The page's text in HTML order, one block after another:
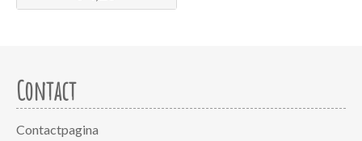
Contact
Contactpagina